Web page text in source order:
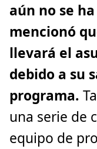
aún no se
mencionó
llevará el
debido a su
programa.
una serie de
equipo de